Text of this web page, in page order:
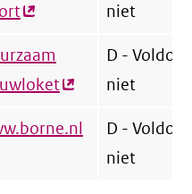
(externe
niet
(externe
D - Voldoet
niet
(externe
link)
D - Voldoet
niet